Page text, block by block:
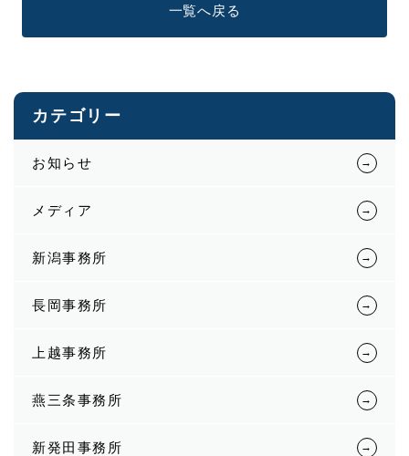
一覧へ戻る
カテゴリー
お知らせ
メディア
新潟事務所
長岡事務所
上越事務所
燕三条事務所
新発田事務所